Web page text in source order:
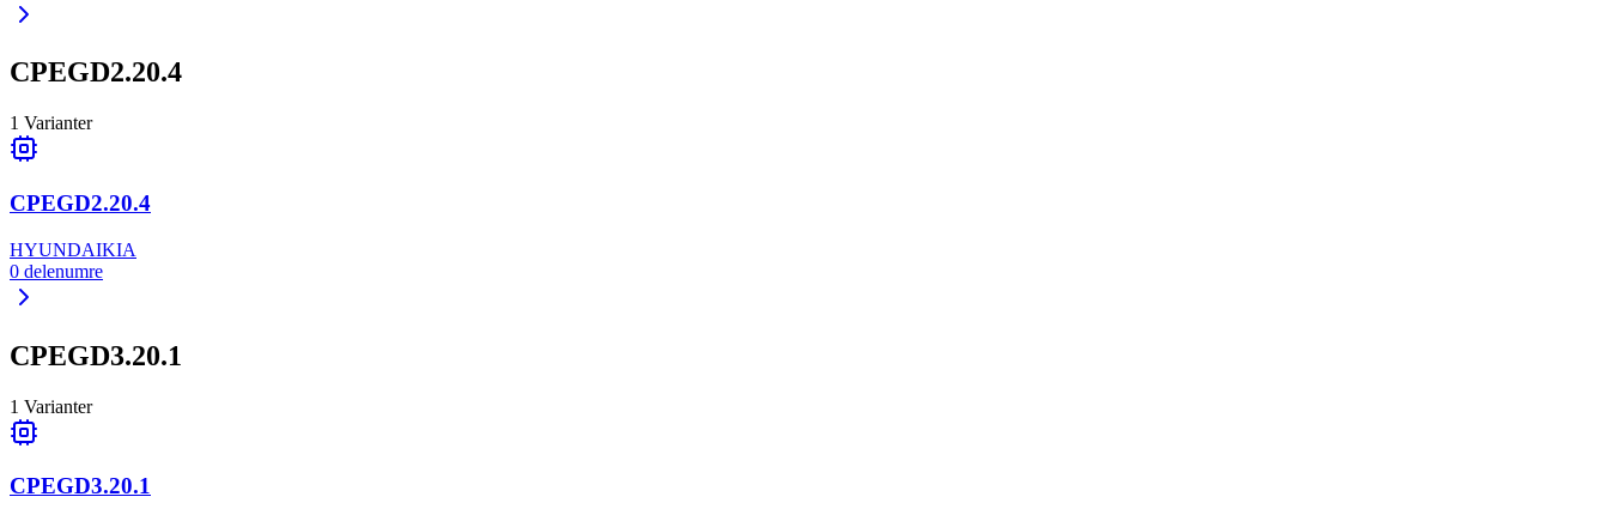
CPEGD2.20.4
1 Varianter
CPEGD2.20.4
HYUNDAIKIA
0 delenumre
CPEGD3.20.1
1 Varianter
CPEGD3.20.1